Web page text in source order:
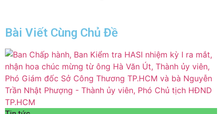
Bài Viết Cùng Chủ Đề